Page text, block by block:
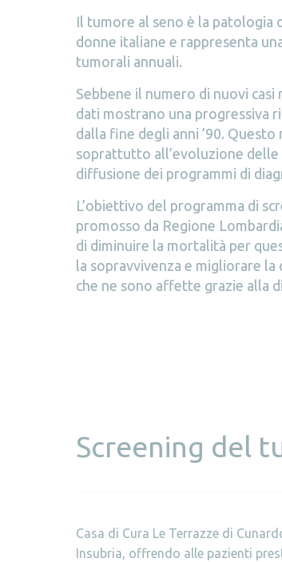
Il tumore al seno è la patologia
donne italiane e rappresenta
tumorali annuali.
Sebbene il numero di nuovi casi
dati mostrano una progressiva
dalla fine degli anni ’90.
soprattutto all’evoluzione
diffusione dei programmi di
L’obiettivo del programma di
promosso da Regione
di diminuire la mortalità per
la sopravvivenza e migliorare
che ne sono affette grazie alla
Screening del
Casa di Cura Le Terrazze di
Insubria, offrendo alle pazienti